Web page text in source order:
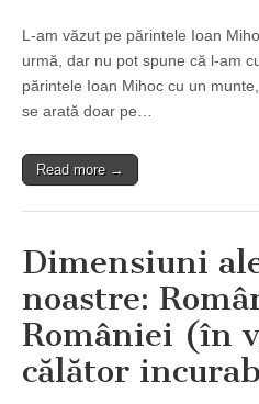
L-am văzut pe părintele Ioan
urmă, dar nu pot spune că l-am
părintele Ioan Mihoc cu un
se arată doar pe…
Read more →
Dimensiuni
noastre:
României (în
călător